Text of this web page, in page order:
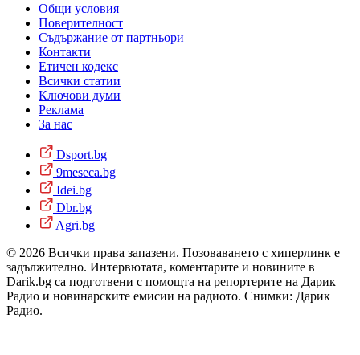
Общи условия
Поверителност
Съдържание от партньори
Контакти
Етичен кодекс
Всички статии
Ключови думи
Реклама
За нас
Dsport.bg
9meseca.bg
Idei.bg
Dbr.bg
Agri.bg
© 2026 Всички права запазени. Позоваването с хиперлинк е
задължително. Интервютата, коментарите и новините в
Darik.bg са подготвени с помощта на репортерите на Дарик
Радио и новинарските емисии на радиото. Снимки: Дарик
Радио.